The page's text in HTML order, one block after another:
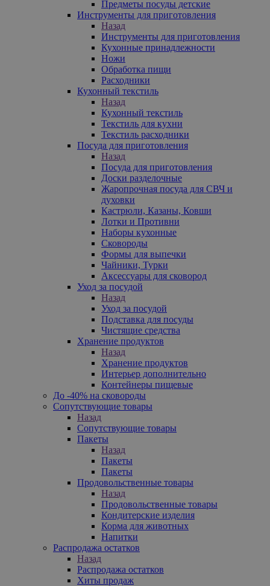
Предметы посуды детские
Инструменты для приготовления
Назад
Инструменты для приготовления
Кухонные принадлежности
Ножи
Обработка пищи
Расходники
Кухонный текстиль
Назад
Кухонный текстиль
Текстиль для кухни
Текстиль расходники
Посуда для приготовления
Назад
Посуда для приготовления
Доски разделочные
Жаропрочная посуда для СВЧ и
духовки
Кастрюли, Казаны, Ковши
Лотки и Противни
Наборы кухонные
Сковороды
Формы для выпечки
Чайники, Турки
Аксессуары для сковород
Уход за посудой
Назад
Уход за посудой
Подставка для посуды
Чистящие средства
Хранение продуктов
Назад
Хранение продуктов
Интерьер дополнительно
Контейнеры пищевые
До -40% на сковороды
Сопутствующие товары
Назад
Сопутствующие товары
Пакеты
Назад
Пакеты
Пакеты
Продовольственные товары
Назад
Продовольственные товары
Кондитерские изделия
Корма для животных
Напитки
Распродажа остатков
Назад
Распродажа остатков
Хиты продаж